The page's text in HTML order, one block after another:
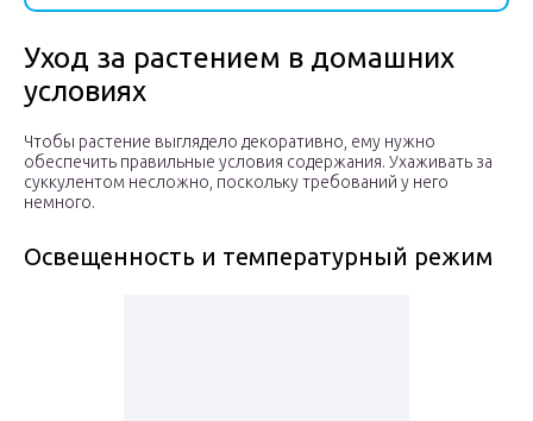
Уход за растением в домашних
условиях
Чтобы растение выглядело декоративно, ему нужно
обеспечить правильные условия содержания. Ухаживать за
суккулентом несложно, поскольку требований у него
немного.
Освещенность и температурный режим